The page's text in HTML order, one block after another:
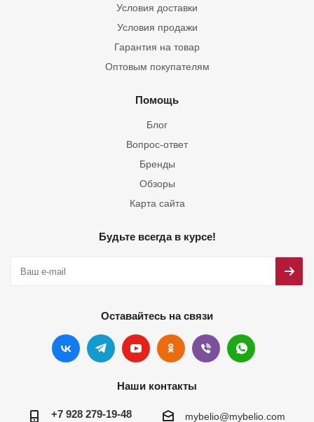
Условия доставки
Условия продажи
Гарантия на товар
Оптовым покупателям
Помощь
Блог
Вопрос-ответ
Бренды
Обзоры
Карта сайта
Будьте всегда в курсе!
Оставайтесь на связи
Наши контакты
+7 928 279-19-48 mybelio@mybelio.com